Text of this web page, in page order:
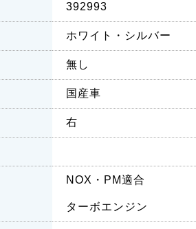
392993
ホワイト・シルバー
無し
国産車
右
NOX・PM適合
ターボエンジン